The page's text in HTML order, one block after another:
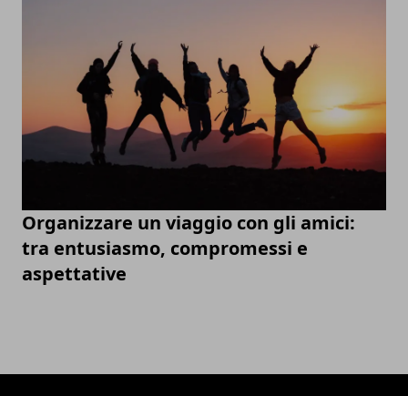
Organizzare un viaggio con gli amici:
tra entusiasmo, compromessi e
aspettative